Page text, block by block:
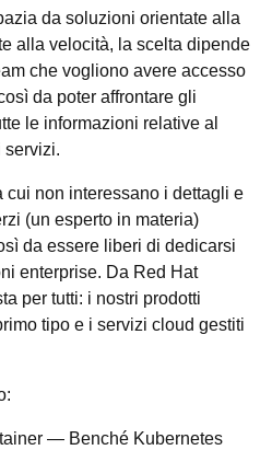
da soluzioni orientate alla
alla velocità, la scelta dipende
che vogliono avere accesso
da poter affrontare gli
le informazioni relative al
servizi.
cui non interessano i dettagli e
(un esperto in materia)
da essere liberi di dedicarsi
enterprise. Da Red Hat
per tutti: i nostri prodotti
tipo e i servizi cloud gestiti
— Benché Kubernetes